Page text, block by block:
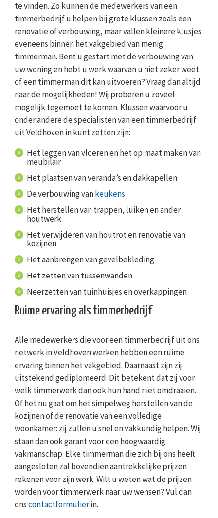
te vinden. Zo kunnen de medewerkers van een
timmerbedrijf u helpen bij grote klussen zoals een
renovatie of verbouwing, maar vallen kleinere klusjes
eveneens binnen het vakgebied van menig
timmerman. Bent u gestart met de verbouwing van
uw woning en hebt u werk waarvan u niet zeker weet
of een timmerman dit kan uitvoeren? Vraag dan altijd
naar de mogelijkheden! Wij proberen u zoveel
mogelijk tegemoet te komen. Klussen waarvoor u
onder andere de specialisten van een timmerbedrijf
uit Veldhoven in kunt zetten zijn:
Het leggen van vloeren en het op maat maken van
meubilair
Het plaatsen van veranda’s en dakkapellen
De verbouwing vankeukens
Het herstellen van trappen, luiken en ander
houtwerk
Het verwijderen van houtrot en renovatie van
kozijnen
Het aanbrengen van gevelbekleding
Het zetten van tussenwanden
Neerzetten van tuinhuisjes en overkappingen
Ruime ervaring als timmerbedrijf
Alle medewerkers die voor een timmerbedrijf uit ons
netwerk in Veldhoven werken hebben een ruime
ervaring binnen het vakgebied. Daarnaast zijn zij
uitstekend gediplomeerd. Dit betekent dat zij voor
welk timmerwerk dan ook hun hand niet omdraaien.
Of het nu gaat om het simpelweg herstellen van de
kozijnen of de renovatie van een volledige
woonkamer: zij zullen u snel en vakkundig helpen. Wij
staan dan ook garant voor een hoogwaardig
vakmanschap. Elke timmerman die zich bij ons heeft
aangesloten zal bovendien aantrekkelijke prijzen
rekenen voor zijn werk. Wilt u weten wat de prijzen
worden voor timmerwerk naar uw wensen? Vul dan
onscontactformulierin.